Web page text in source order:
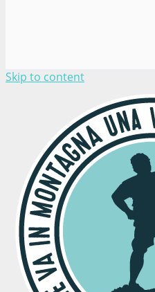
Skip to content